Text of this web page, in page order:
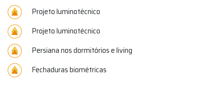
Projeto luminotécnico
Projeto luminotécnico
Persiana nos dormitórios e living
Fechaduras biométricas